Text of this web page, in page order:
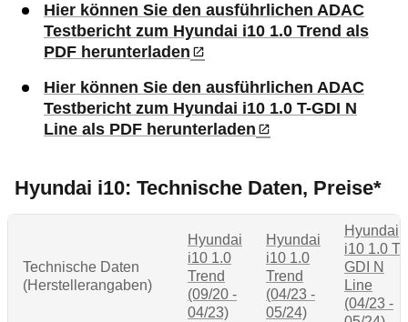
Hier können Sie den ausführlichen ADAC
Testbericht zum Hyundai i10 1.0 Trend als
PDF herunterladen
Hier können Sie den ausführlichen ADAC
Testbericht zum Hyundai i10 1.0 T-GDI N
Line als PDF herunterladen
Hyundai i10: Technische Daten, Preise*
Technische Daten
(Herstellerangaben)
Hyundai
i10 1.0
Trend
(09/20 -
04/23)
Hyundai
i10 1.0
Trend
(04/23 -
05/24)
Hyundai
i10 1.0 T-
GDI N
Line
(04/23 -